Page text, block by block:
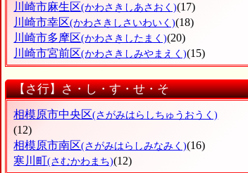
川崎市麻生区(かわさきしあさおく)(17)
川崎市幸区(かわさきしさいわいく)(18)
川崎市多摩区(かわさきしたまく)(20)
川崎市宮前区(かわさきしみやまえく)(15)
【さ行】さ・し・す・せ・そ
相模原市中央区(さがみはらしちゅうおうく)
(12)
相模原市南区(さがみはらしみなみく)(16)
寒川町(さむかわまち)(12)